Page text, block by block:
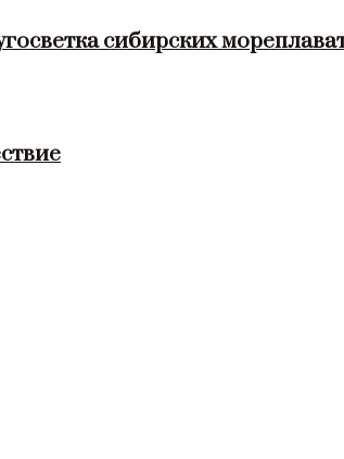
сибирских